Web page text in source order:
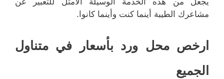
مشاعرك الطيبة أينما كنت وأينما كانوا.
ارخص محل ورد بأسعار في متناول
الجميع